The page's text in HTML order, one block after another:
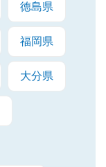
徳島県
福岡県
大分県